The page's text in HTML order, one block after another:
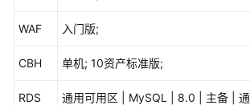
网
据
础
WAF 入门版;
CBH 单机; 10资产标准版;
RDS
通用可用区 | MySQL | 8.0 | 主备 | 通